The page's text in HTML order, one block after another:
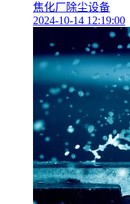
焦化厂除尘设备
2024-10-14 12:19:00